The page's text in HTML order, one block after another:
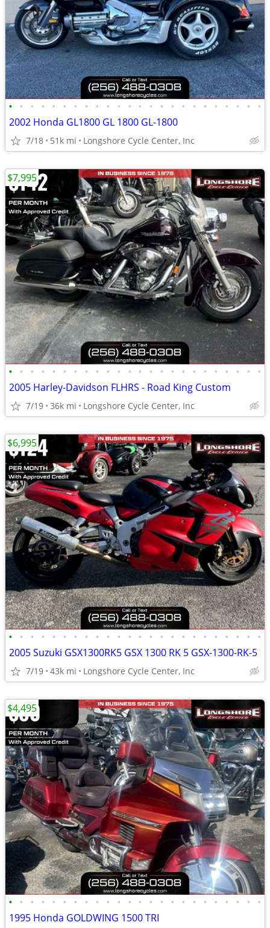
• • • • • • • • • • • • • • • • • • • • • • • •
2002 Honda GL1800 GL 1800 GL-1800
7/18 51k mi Longshore Cycle Center, Inc
• • • • • • • • • • • • • • • • • • • • • • • •
2005 Harley-Davidson FLHRS - Road King Custom
7/19 36k mi Longshore Cycle Center, Inc
$7,995
• • • • • • • • • • • • • • • • • • • • • • • •
2005 Suzuki GSX1300RK5 GSX 1300 RK 5 GSX-1300-RK-5
7/19 43k mi Longshore Cycle Center, Inc
$6,995
• • • • • • • • • • • • • • • • • • • • • • • •
1995 Honda GOLDWING 1500 TRI
$4,495